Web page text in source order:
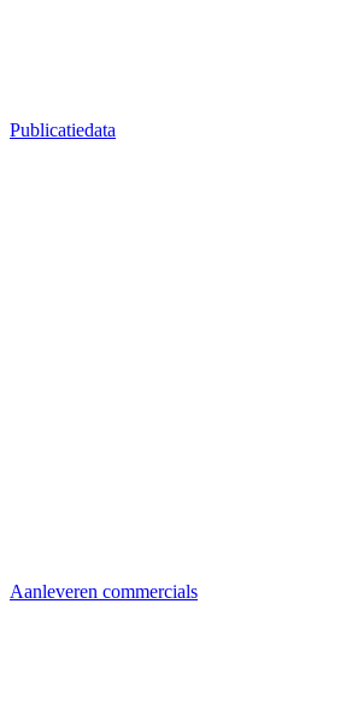
Publicatiedata
Aanleveren commercials